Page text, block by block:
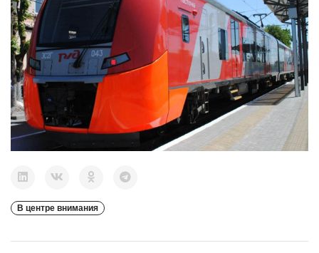
В центре внимания